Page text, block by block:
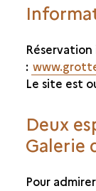
UN PROJET
UNE
Réservation
:
Le site est
Deux
Galerie
Pour